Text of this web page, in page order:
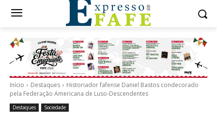
Início Destaques
Historiador fafense Daniel Bastos condecorado
pela Federação Americana de Luso-Descendentes
Destaques Sociedade